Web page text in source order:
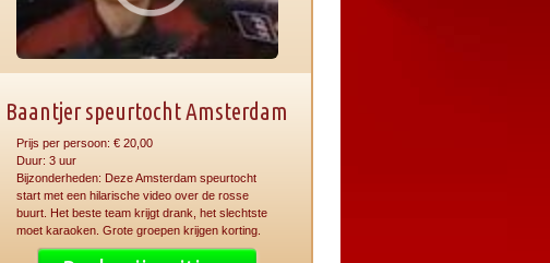
Baantjer speurtocht Amsterdam
Prijs per persoon: € 20,00
Duur: 3 uur
Bijzonderheden: Deze Amsterdam speurtocht
start met een hilarische video over de rosse
buurt. Het beste team krijgt drank, het slechtste
moet karaoken. Grote groepen krijgen korting.